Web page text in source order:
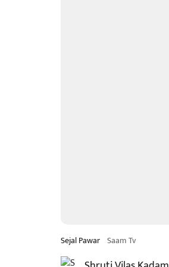
Sejal Pawar Saam Tv